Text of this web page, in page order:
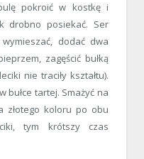
pokroić w kostkę i
drobno posiekać. Ser
dodać dwa
zagęścić bułką
nie traciły kształtu).
bułce tartej. Smażyć na
złotego koloru po obu
tym krótszy czas